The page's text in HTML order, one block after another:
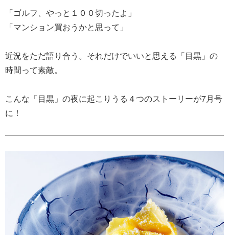
「ゴルフ、やっと１００切ったよ」
「マンション買おうかと思って」
近況をただ語り合う。それだけでいいと思える「目黒」の
時間って素敵。
こんな「目黒」の夜に起こりうる４つのストーリーが7月号
に！